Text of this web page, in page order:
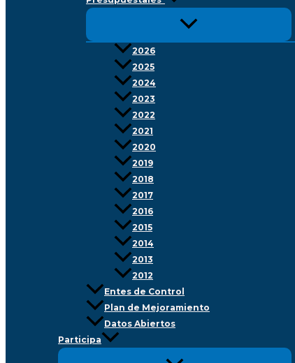
2026
2025
2024
2023
2022
2021
2020
2019
2018
2017
2016
2015
2014
2013
2012
Entes de Control
Plan de Mejoramiento
Datos Abiertos
Participa